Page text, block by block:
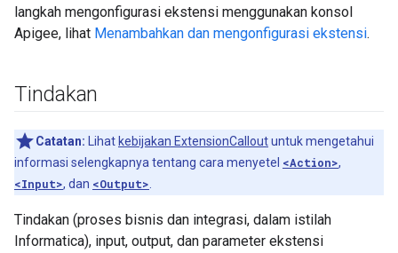
langkah mengonfigurasi ekstensi menggunakan konsol
Apigee, lihat Menambahkan dan mengonfigurasi ekstensi.
Tindakan
Catatan: Lihat kebijakan ExtensionCalloutuntuk mengetahui
informasi selengkapnya tentang cara menyetel <Action>,
<Input>, dan <Output>
Tindakan (proses bisnis dan integrasi, dalam istilah
Informatica), input, output, dan parameter ekstensi